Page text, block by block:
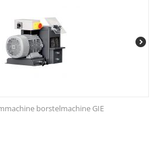
borstelmachine GIE